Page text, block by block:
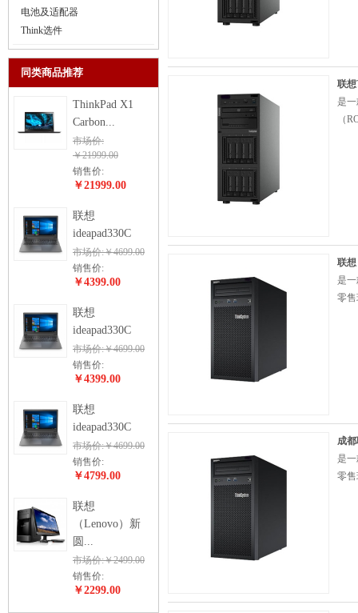
电池及适配器
Think选件
同类商品推荐
ThinkPad X1
Carbon...
市场价:
￥21999.00
销售价:
￥21999.00
联想
ideapad330C
市场价:￥4699.00
销售价:
￥4399.00
联想
ideapad330C
市场价:￥4699.00
销售价:
￥4399.00
联想
ideapad330C
市场价:￥4699.00
销售价:
￥4799.00
联想
（Lenovo）新
圆...
市场价:￥2499.00
销售价:
￥2299.00
联想
是
（
联
是
零
成
是
零